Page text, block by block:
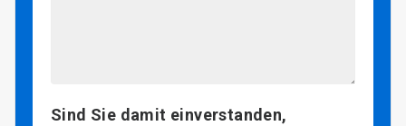
Sind Sie damit einverstanden,